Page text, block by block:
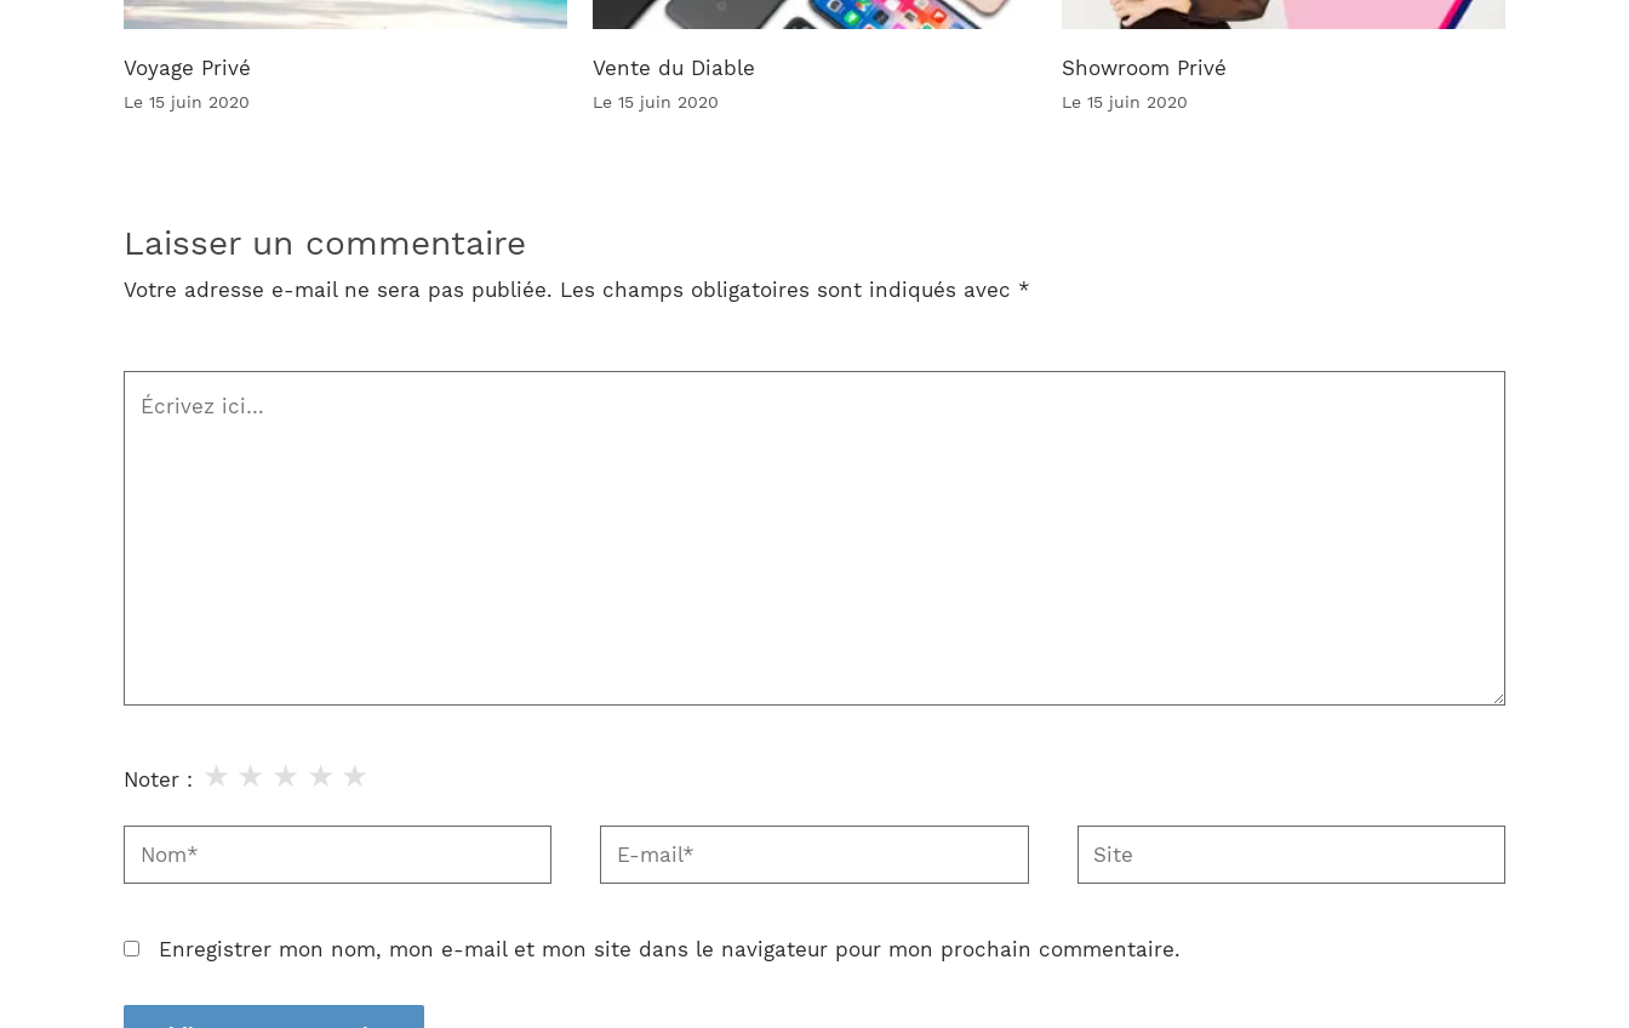
Voyage Privé
Le 15 juin 2020
Vente du Diable
Le 15 juin 2020
Showroom Privé
Le 15 juin 2020
Laisser un commentaire
Votre adresse e-mail ne sera pas publiée. Les champs obligatoires sont indiqués avec *
Écrivez
Noter : ★
★
★
★
★
Nom*
E-
mail*
Site
Enregistrer mon nom, mon e-mail et mon site dans le navigateur pour mon prochain commentaire.